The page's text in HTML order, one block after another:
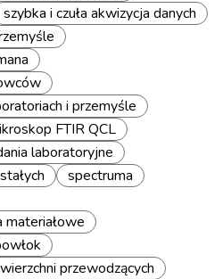
szybka i czuła akwizycja danych
i przemyśle
FTIR QCL
laboratoryjne
spectruma
materiałowe
przewodzących